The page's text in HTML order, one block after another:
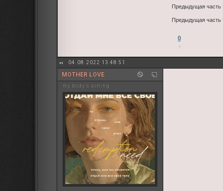
Предыдущая
Предыдущая
0
04.08.2022 13:48:51
MOTHER LOVE
my body's aching